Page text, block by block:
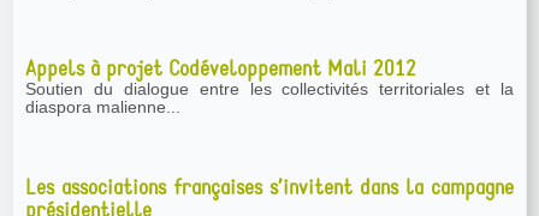
Appels à projet Codéveloppement Mali 2012
Soutien du dialogue entre les collectivités territoriales et la
diaspora malienne...
Les associations françaises s’invitent dans la campagne